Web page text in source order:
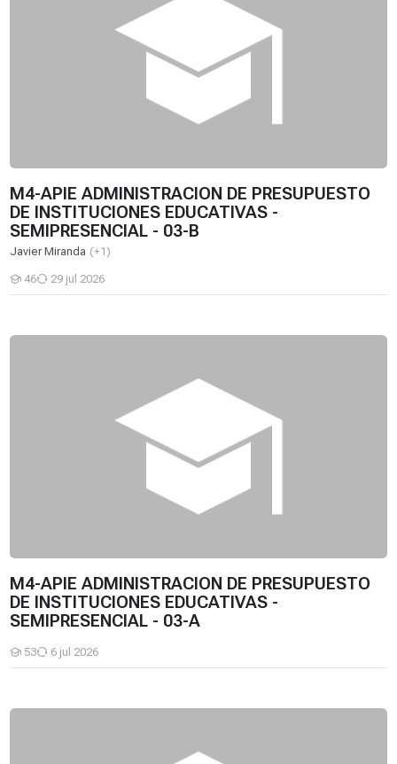
M4-APIE ADMINISTRACION DE PRESUPUESTO
DE INSTITUCIONES EDUCATIVAS -
SEMIPRESENCIAL - 03-B
Javier Miranda (+1)
46
Estudiantes
29 jul 2026
M4-APIE ADMINISTRACION DE PRESUPUESTO
DE INSTITUCIONES EDUCATIVAS -
SEMIPRESENCIAL - 03-A
53
Estudiantes
6 jul 2026
M4-APIE ADMINISTRACION DE PRESUPUESTO DE
M4-APIE ADMINISTRACION DE PRESUPUESTO DE